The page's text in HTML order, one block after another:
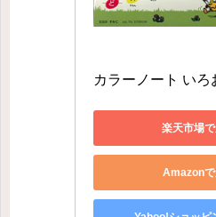
カラーノート いろ
楽天市場
Amazonで